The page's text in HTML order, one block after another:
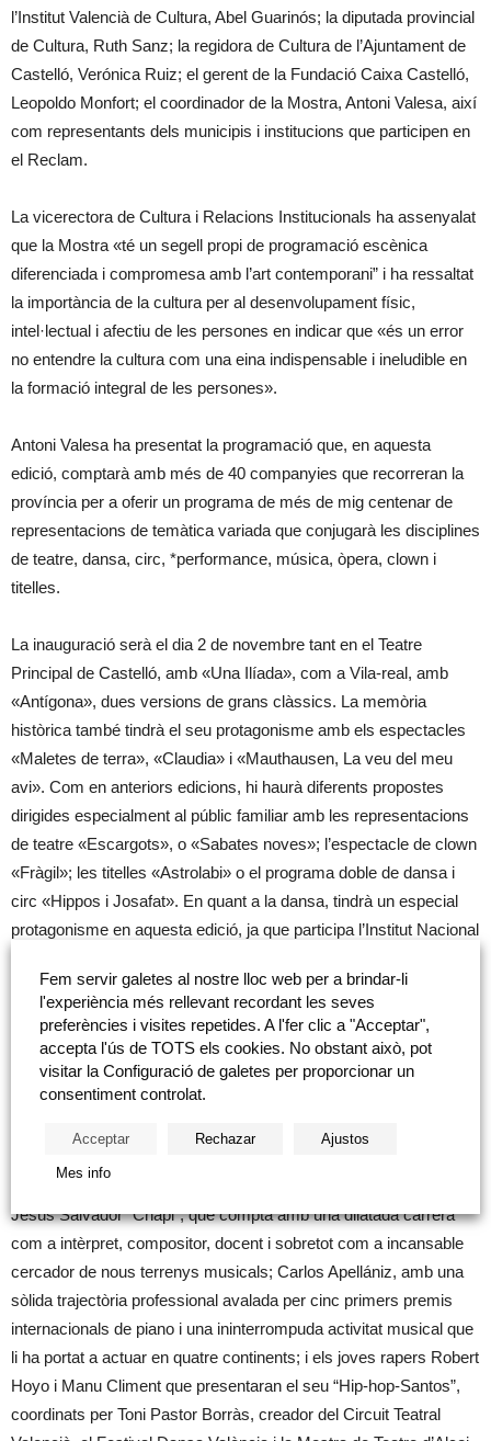
l’Institut Valencià de Cultura, Abel Guarinós; la diputada provincial
de Cultura, Ruth Sanz; la regidora de Cultura de l’Ajuntament de
Castelló, Verónica Ruiz; el gerent de la Fundació Caixa Castelló,
Leopoldo Monfort; el coordinador de la Mostra, Antoni Valesa, així
com representants dels municipis i institucions que participen en
el Reclam.
La vicerectora de Cultura i Relacions Institucionals ha assenyalat
que la Mostra «té un segell propi de programació escènica
diferenciada i compromesa amb l’art contemporani” i ha ressaltat
la importància de la cultura per al desenvolupament físic,
intel·lectual i afectiu de les persones en indicar que «és un error
no entendre la cultura com una eina indispensable i ineludible en
la formació integral de les persones».
Antoni Valesa ha presentat la programació que, en aquesta
edició, comptarà amb més de 40 companyies que recorreran la
província per a oferir un programa de més de mig centenar de
representacions de temàtica variada que conjugarà les disciplines
de teatre, dansa, circ, *performance, música, òpera, clown i
titelles.
La inauguració serà el dia 2 de novembre tant en el Teatre
Principal de Castelló, amb «Una Ilíada», com a Vila-real, amb
«Antígona», dues versions de grans clàssics. La memòria
històrica també tindrà el seu protagonisme amb els espectacles
«Maletes de terra», «Claudia» i «Mauthausen, La veu del meu
avi». Com en anteriors edicions, hi haurà diferents propostes
dirigides especialment al públic familiar amb les representacions
de teatre «Escargots», o «Sabates noves»; l’espectacle de clown
«Fràgil»; les titelles «Astrolabi» o el programa doble de dansa i
circ «Hippos i Josafat». En quant a la dansa, tindrà un especial
protagonisme en aquesta edició, ja que participa l’Institut Nacional
«Dansa a escena». Així, s’oferirà un programa doble que inclou
els espectacles «Downtango» i «A vore»; l’espectacle d’Olga
Pericet «L’espina que va voler ser flor, o la flor que va somiar amb
ser balladora», o l’estrena de «Fronteres», de María Pagés i El
Arbi El Harti.
Jesús Salvador “Chapi”; que compta amb una dilatada carrera
com a intèrpret, compositor, docent i sobretot com a incansable
cercador de nous terrenys musicals; Carlos Apellániz, amb una
sòlida trajectòria professional avalada per cinc primers premis
internacionals de piano i una ininterrompuda activitat musical que
li ha portat a actuar en quatre continents; i els joves rapers Robert
Hoyo i Manu Climent que presentaran el seu “Hip-hop-Santos”,
coordinats per Toni Pastor Borràs, creador del Circuit Teatral
Fem servir galetes al nostre lloc web per a brindar-li
l'experiència més rellevant recordant les seves
preferències i visites repetides. A l'fer clic a "Acceptar",
accepta l'ús de TOTS els cookies. No obstant això, pot
visitar la Configuració de galetes per proporcionar un
consentiment controlat.
Acceptar Rechazar Ajustos
Mes info